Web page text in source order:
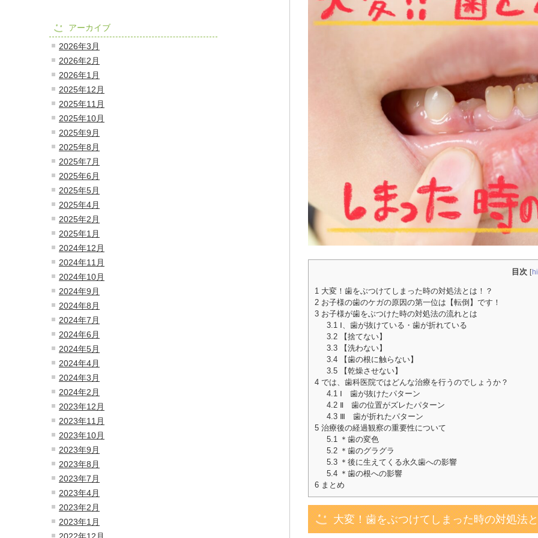
アーカイブ
2026年3月
2026年2月
2026年1月
2025年12月
2025年11月
2025年10月
2025年9月
2025年8月
2025年7月
2025年6月
2025年5月
2025年4月
2025年2月
2025年1月
2024年12月
2024年11月
2024年10月
2024年9月
2024年8月
2024年7月
2024年6月
2024年5月
2024年4月
2024年3月
2024年2月
2023年12月
2023年11月
2023年10月
2023年9月
2023年8月
2023年7月
2023年4月
2023年2月
2023年1月
目次 [
1 大変！歯をぶつけてしまった時の対処法とは！？
2 お子様の歯のケガの原因の第一位は【転倒】です！
3 お子様が歯をぶつけた時の対処法の流れとは
3.1Ⅰ、歯が抜けている・歯が折れている
3.2【捨てない】
3.3【洗わない】
3.4【歯の根に触らない】
3.5【乾燥させない】
4 では、歯科医院ではどんな治療を行うのでしょうか？
4.1Ⅰ 歯が抜けたパターン
4.2Ⅱ 歯の位置がズレたパターン
4.3Ⅲ 歯が折れたパターン
5 治療後の経過観察の重要性について
5.1＊歯の変色
5.2＊歯のグラグラ
5.3＊後に生えてくる永久歯への影響
5.4＊歯の根への影響
6 まとめ
大変！歯をぶつけてしまった時の対処法